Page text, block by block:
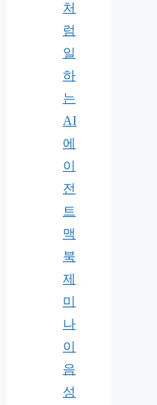
처
럼
일
하
는
AI
에
이
전
트
맥
북
제
미
나
이
음
성